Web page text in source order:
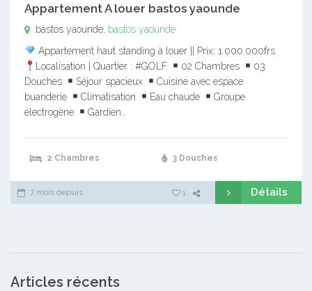
Appartement A louer bastos yaounde
bastos yaounde, bastos yaounde
Appartement haut standing à louer || Prix: 1.000.000frs
Localisation | Quartier : #GOLF
02 Chambres
03
Douches
Séjour spacieux
Cuisine avec espace
buanderie
Climatisation Eau chaude
Groupe
électrogène
Gardien…
2 Chambres 3 Douches
7 mois depuis 1 Détails
Articles récents